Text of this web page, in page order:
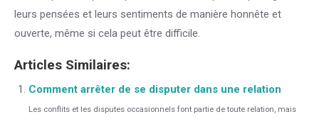
leurs pensées et leurs sentiments de manière honnête et
ouverte, même si cela peut être difficile.
Articles Similaires:
Comment arrêter de se disputer dans une relation
Les conflits et les disputes occasionnels font partie de toute relation, mais